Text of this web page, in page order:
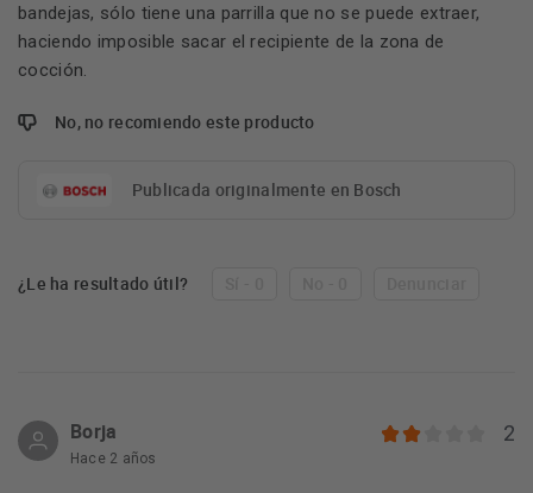
bandejas, sólo tiene una parrilla que no se puede extraer,
haciendo imposible sacar el recipiente de la zona de
cocción.
No, no recomiendo este producto
Publicada originalmente en Bosch
¿Le ha resultado útil?
Borja
Hace 2 años
2